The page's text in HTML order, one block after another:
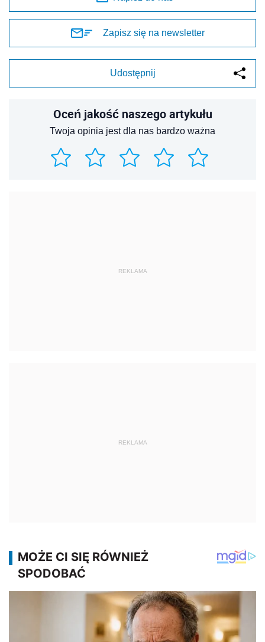
Zapisz się na newsletter
Udostępnij
Oceń jakość naszego artykułu
Twoja opinia jest dla nas bardzo ważna
REKLAMA
REKLAMA